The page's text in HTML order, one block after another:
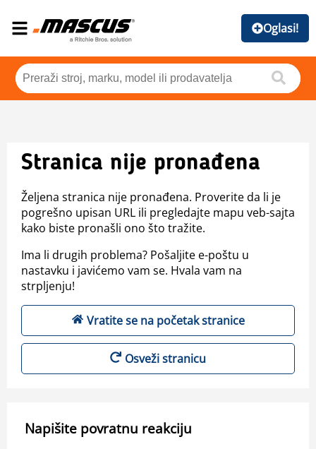
Oglasi!
Stranica nije pronađena
Željena stranica nije pronađena. Proverite da li je
pogrešno upisan URL ili pregledajte mapu veb-sajta
kako biste pronašli ono što tražite.
Ima li drugih problema? Pošaljite e-poštu u
nastavku i javićemo vam se. Hvala vam na
strpljenju!
Vratite se na početak stranice
Osveži stranicu
Napišite povratnu reakciju